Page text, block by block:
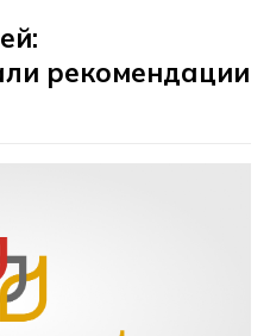
рекомендации